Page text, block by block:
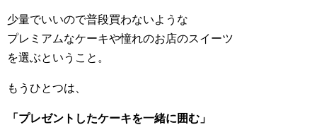
少量でいいので普段買わないような
プレミアムなケーキや憧れのお店のスイーツ
を選ぶということ。
もうひとつは、
「プレゼントしたケーキを一緒に囲む」